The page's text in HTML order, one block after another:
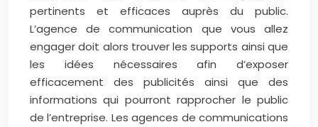
pertinents et efficaces auprès du public.
L’agence de communication que vous allez
engager doit alors trouver les supports ainsi que
les idées nécessaires afin d’exposer
efficacement des publicités ainsi que des
informations qui pourront rapprocher le public
de l’entreprise. Les agences de communications